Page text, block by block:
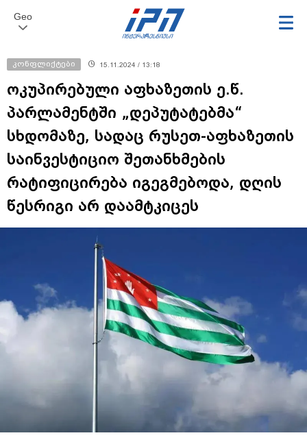
Geo
კონფლიქტები 15.11.2024 / 13:18
ოკუპირებული აფხაზეთის ე.წ.
პარლამენტში „დეპუტატებმა“
სხდომაზე, სადაც რუსეთ-აფხაზეთის
საინვესტიციო შეთანხმების
რატიფიცირება იგეგმებოდა, დღის
წესრიგი არ დაამტკიცეს